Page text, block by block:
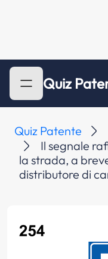
Quiz
Quiz Patente
Il segnale
la strada, a
distributore di